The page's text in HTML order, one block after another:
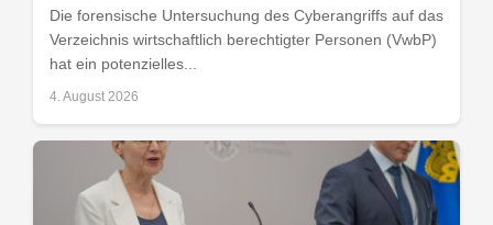
Die forensische Untersuchung des Cyberangriffs auf das
Verzeichnis wirtschaftlich berechtigter Personen (VwbP)
hat ein potenzielles...
4. August 2026